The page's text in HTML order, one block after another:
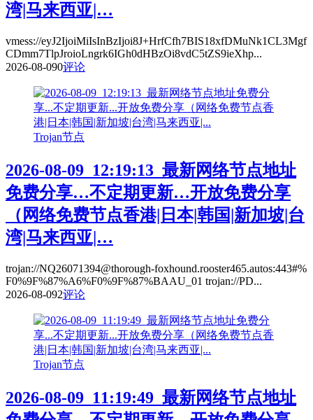
湾|马来西亚|…
vmess://eyJ2IjoiMiIsInBzIjoi8J+HrfCfh7BIS18xfDMuNk1CL3Mgf
CDmm7TlpJroioLngrk6IGh0dHBzOi8vdC5tZS9ieXhp...
2026-08-090评论
Trojan节点
2026-08-09_12:19:13_最新网络节点地址
免费分享…不定期更新…开放免费分享
（网络免费节点香港|日本|韩国|新加坡|台
湾|马来西亚|…
trojan://NQ26071394@thorough-foxhound.rooster465.autos:443#%
F0%9F%87%A6%F0%9F%87%BAAU_01 trojan://PD...
2026-08-092评论
Trojan节点
2026-08-09_11:19:49_最新网络节点地址